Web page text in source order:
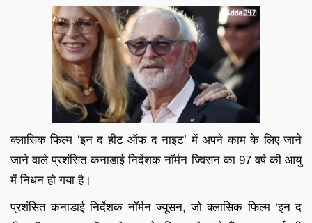
क्लासिक फिल्म ‘इन द हीट ऑफ द नाइट’ में अपने काम के लिए जाने
जाने वाले प्रशंसित कनाडाई निर्देशक नॉर्मन ज्विसन का 97 वर्ष की आयु
में निधन हो गया है।
प्रशंसित कनाडाई निर्देशक नॉर्मन ज्यूसन, जो क्लासिक फिल्म ‘इन द